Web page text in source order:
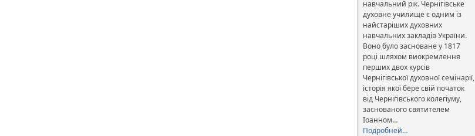
навчальний рік. Чернігівське
духовне училище є одним із
найстаріших духовних
навчальних закладів України.
Воно було засноване у 1817
році шляхом виокремлення
перших двох курсів
Чернігівської духовної семінарії,
історія якої бере свій початок
від Чернігівського колегіуму,
заснованого святителем
Іоанном…
Подробней…